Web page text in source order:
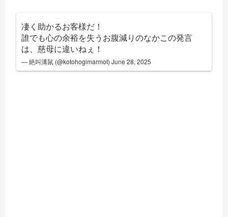
凄く助かるお客様だ！
誰でも心の余裕を失うお腹減りのなかこの発言
は、慈母に違いねぇ！
— 絶叫溝鼠 (@kotohogimarmot)June 28, 2025